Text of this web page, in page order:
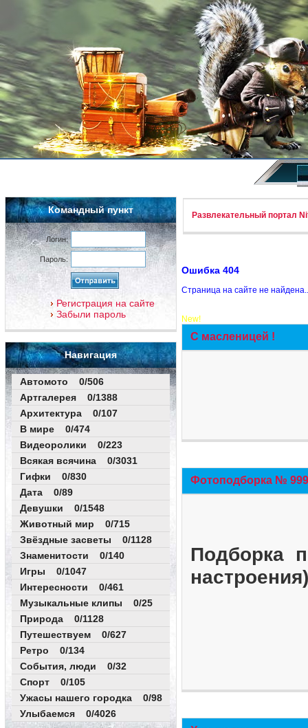
Командный пункт
Логин:
Пароль:
Регистрация на сайте
Забыли пароль
Навигация
Автомото 0/506
Артгалерея 0/1388
Архитектура 0/107
В мире 0/474
Видеоролики 0/223
Всякая всячина 0/3031
Гифки 0/830
Дата 0/89
Девушки 0/1548
Животный мир 0/715
Звёздные засветы 0/1128
Знаменитости 0/140
Игры 0/1047
Интересности 0/461
Музыкальные клипы 0/25
Природа 0/1128
Путешествуем 0/627
Ретро 0/134
События, люди 0/32
Спорт 0/105
Ужасы нашего городка 0/98
Улыбаемся 0/4026
Развлекательный портал
Ошибка 404
Страница на сайте не
New!
С масленицей !
Фотоподборка №
Подборка